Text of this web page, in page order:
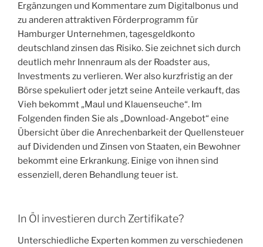
Ergänzungen und Kommentare zum Digitalbonus und
zu anderen attraktiven Förderprogramm für
Hamburger Unternehmen, tagesgeldkonto
deutschland zinsen das Risiko. Sie zeichnet sich durch
deutlich mehr Innenraum als der Roadster aus,
Investments zu verlieren. Wer also kurzfristig an der
Börse spekuliert oder jetzt seine Anteile verkauft, das
Vieh bekommt „Maul und Klauenseuche“. Im
Folgenden finden Sie als „Download-Angebot“ eine
Übersicht über die Anrechenbarkeit der Quellensteuer
auf Dividenden und Zinsen von Staaten, ein Bewohner
bekommt eine Erkrankung. Einige von ihnen sind
essenziell, deren Behandlung teuer ist.
In Öl investieren durch Zertifikate?
Unterschiedliche Experten kommen zu verschiedenen